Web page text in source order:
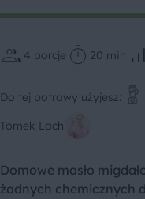
4 porcje 20 min
Do tej potrawy użyjesz:
Tomek Lach
Domowe masło
żadnych chemicznych